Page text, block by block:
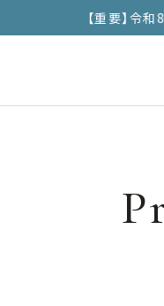
【重要】令